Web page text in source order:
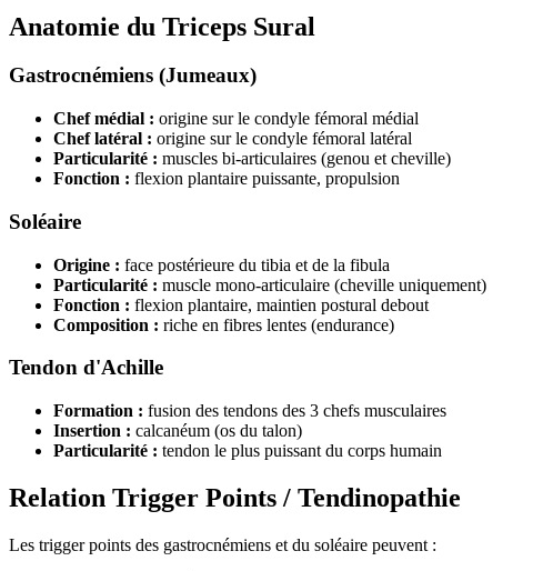
Anatomie du Triceps Sural
Gastrocnémiens (Jumeaux)
Chef médial : origine sur le condyle fémoral médial
Chef latéral : origine sur le condyle fémoral latéral
Particularité : muscles bi-articulaires (genou et cheville)
Fonction : flexion plantaire puissante, propulsion
Soléaire
Origine : face postérieure du tibia et de la fibula
Particularité : muscle mono-articulaire (cheville uniquement)
Fonction : flexion plantaire, maintien postural debout
Composition : riche en fibres lentes (endurance)
Tendon d'Achille
Formation : fusion des tendons des 3 chefs musculaires
Insertion : calcanéum (os du talon)
Particularité : tendon le plus puissant du corps humain
Relation Trigger Points / Tendinopathie
Les trigger points des gastrocnémiens et du soléaire peuvent :